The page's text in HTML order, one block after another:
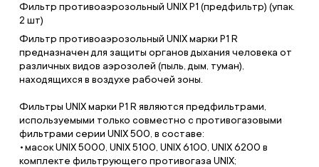
Фильтр противоаэрозольный UNIX P1 (предфильтр) (упак.
2 шт)
Фильтр противоаэрозольный UNIX марки P1 R
предназначен для защиты органов дыхания человека от
различных видов аэрозолей (пыль, дым, туман),
находящихся в воздухе рабочей зоны.
Фильтры UNIX марки P1 R являются предфильтрами,
используемыми только совместно с противогазовыми
фильтрами серии UNIX 500, в составе:
масок UNIX 5000, UNIX 5100, UNIX 6100, UNIX 6200 в
комплекте фильтрующего противогаза UNIХ;